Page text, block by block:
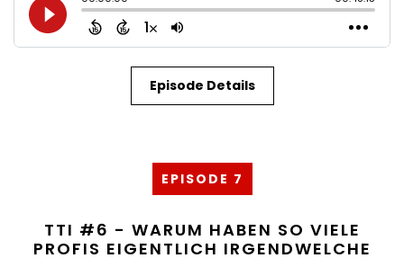
Episode Details
EPISODE 7
TTI #6 - WARUM HABEN SO VIELE
PROFIS EIGENTLICH IRGENDWELCHE